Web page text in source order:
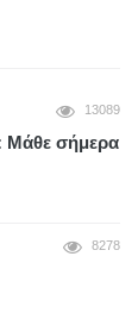
13089
Μάθε σήμερα
8278